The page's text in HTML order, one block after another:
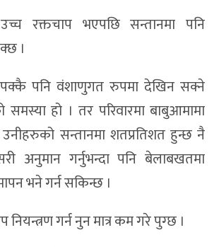
रक्तचाप भएपछि सन्तानमा पनि
।
पक्कै पनि वंशाणुगत रुपमा देखिन सक्ने
समस्या हो । तर परिवारमा बाबुआमामा
सन्तानमा शतप्रतिशत हुन्छ नै
अनुमान गर्नुभन्दा पनि बेलाबखतमा
भने गर्न सकिन्छ ।
नियन्त्रण गर्न नुन मात्र कम गरे पुग्छ ।